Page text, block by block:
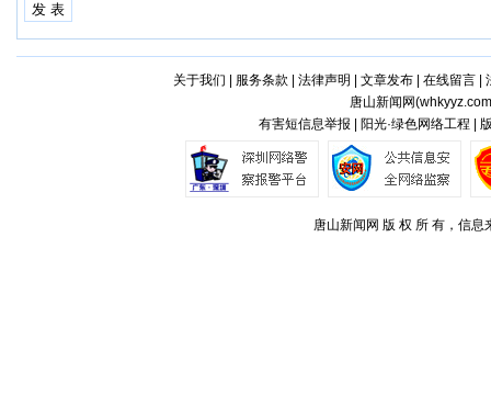
关于我们 服务条款 法律声明 文章发布| 在线留言|
唐山新闻网(whkyyz.com
有害短信息举报 | 阳光·绿色网络工程 |
唐山新闻网 版 权 所 有，信